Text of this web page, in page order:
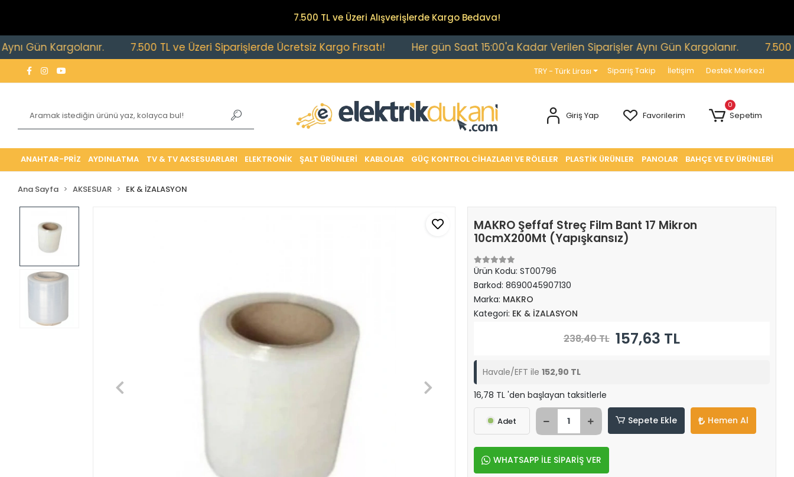
7.500 TL ve Üzeri Alışverişlerde Kargo Bedava!
Kargolanır. 7.500 TL ve Üzeri Siparişlerde Ücretsiz Kargo Fırsatı! Her gün Saat 15:00'a Kadar Verilen Siparişler Aynı Gün Kargolanır. 7.500 TL ve
TRY - Türk Lirası Sipariş Takip İletişim Destek Merkezi
Giriş Yap Favorilerim
0
Sepetim
ANAHTAR-PRİZ AYDINLATMA TV & TV AKSESUARLARI ELEKTRONİK ŞALT ÜRÜNLERİ KABLOLAR GÜÇ KONTROL CİHAZLARI VE RÖLELER PLASTİK ÜRÜNLER PANOLAR BAHÇE VE EV ÜRÜNLERİ
Ana Sayfa AKSESUAR EK & İZALASYON
MAKRO Şeffaf Streç Film Bant 17 Mikron
10cmX200Mt (Yapışkansız)
Ürün Kodu: ST00796
Barkod: 8690045907130
Marka: MAKRO
Kategori: EK & İZALASYON
238,40 TL 157,63 TL
Havale/EFT ile 152,90 TL
16,78 TL 'den başlayan taksitlerle
Adet Sepete Ekle Hemen Al
WHATSAPP İLE SİPARİŞ VER